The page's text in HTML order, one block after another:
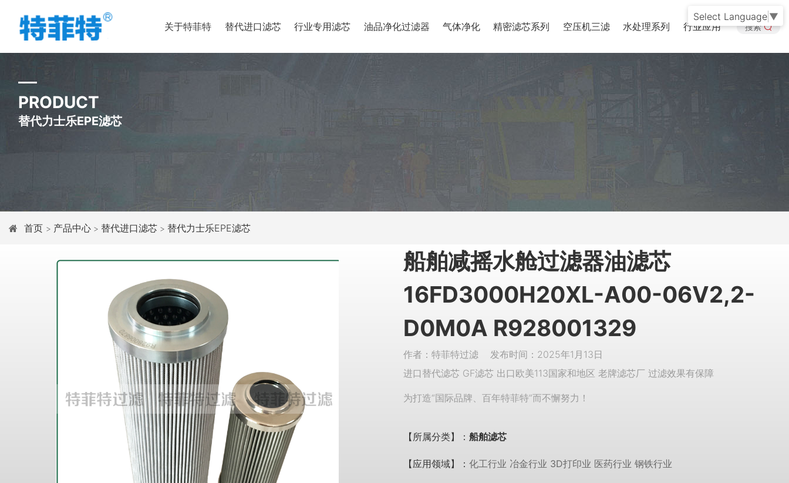
关于特菲特 替代进口滤芯 行业专用滤芯 油品净化过滤器 气体净化 精密滤芯系列 空压机三滤 水处理系列 行业应用 搜索
PRODUCT
替代力士乐EPE滤芯
首页 > 产品中心 > 替代进口滤芯 > 替代力士乐EPE滤芯
船舶减摇水舱过滤器油滤芯
16FD3000H20XL-A00-06V2,2-
D0M0A R928001329
作者：特菲特过滤 发布时间：2025年1月13日
进口替代滤芯 GF滤芯 出口欧美113国家和地区 老牌滤芯厂 过滤效果有保障
为打造“国际品牌、百年特菲特”而不懈努力！
【所属分类】： 船舶滤芯
【应用领域】： 化工行业 冶金行业 3D打印业 医药行业 钢铁行业
Select Language ▼